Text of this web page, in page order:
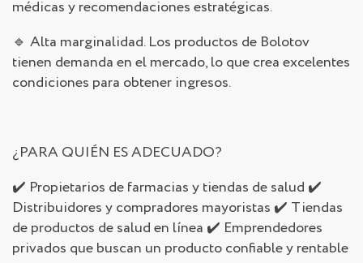
médicas y recomendaciones estratégicas.
🔹 Alta marginalidad. Los productos de Bolotov
tienen demanda en el mercado, lo que crea excelentes
condiciones para obtener ingresos.
¿PARA QUIÉN ES ADECUADO?
✔️ Propietarios de farmacias y tiendas de salud ✔️
Distribuidores y compradores mayoristas ✔️ Tiendas
de productos de salud en línea ✔️ Emprendedores
privados que buscan un producto confiable y rentable